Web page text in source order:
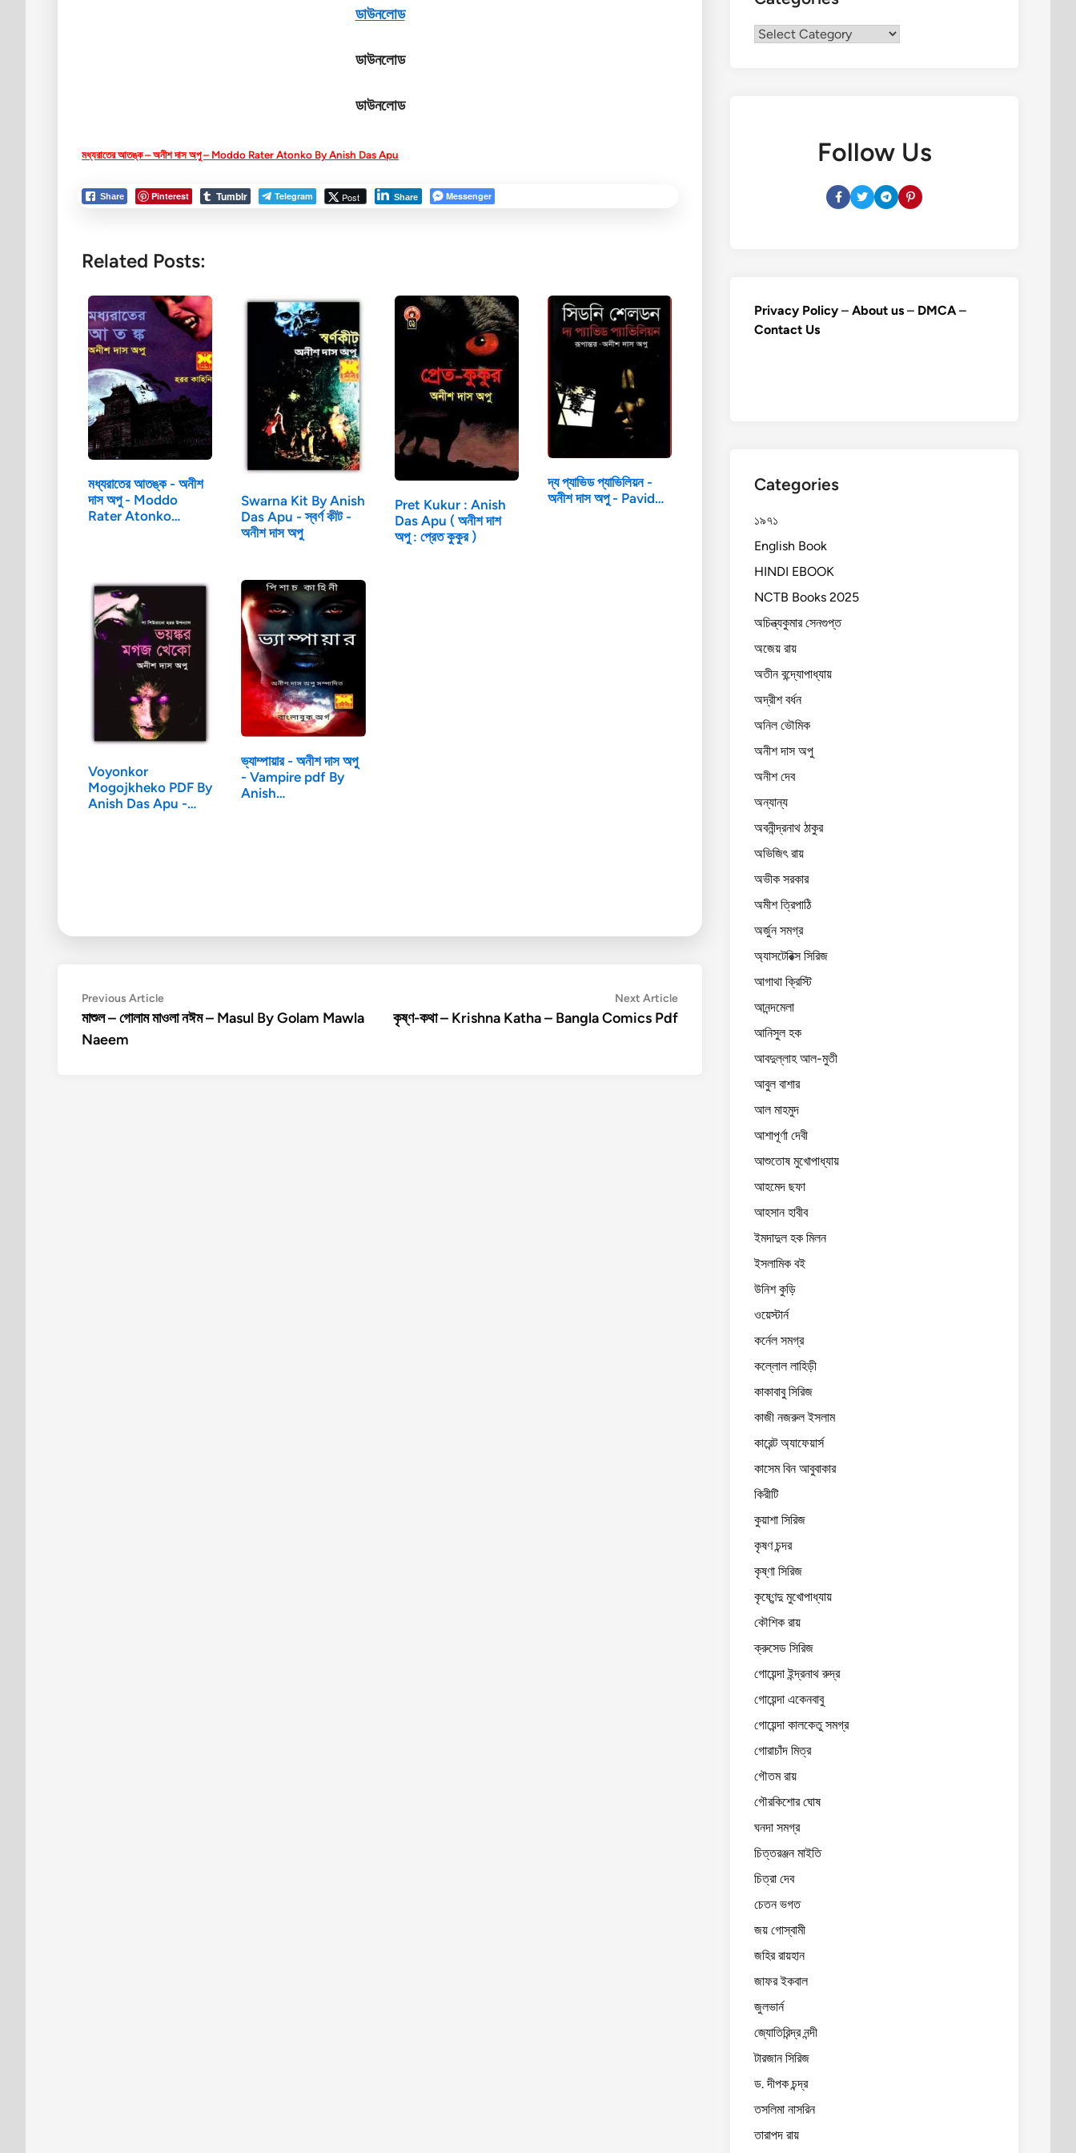
ডাউনলোড
ডাউনলোড
ডাউনলোড
মধ্যরাতের আতঙ্ক – অনীশ দাস অপু – Moddo Rater Atonko By Anish Das Apu
Share Pinterest Tumblr Telegram Post Share Messenger
Related Posts:
মধ্যরাতের আতঙ্ক - অনীশ
দাস অপু - Moddo
Rater Atonko…
Swarna Kit By Anish
Das Apu - স্বর্ণ কীট -
অনীশ দাস অপু
Pret Kukur : Anish
Das Apu ( অনীশ দাশ
অপু : প্রেত কুকুর )
দ্য প্যাভিড প্যাভিলিয়ন -
অনীশ দাস অপু - Pavid…
Voyonkor
Mogojkheko PDF By
Anish Das Apu -
ভ্যাম্পায়ার - অনীশ দাস অপু
- Vampire pdf By
Anish…
Post
navigation
Previous ArticlePrevious
article:
মাশুল – গোলাম মাওলা নঈম – Masul By Golam Mawla
Naeem
Next ArticleNext
article:
কৃষ্ণ-কথা – Krishna Katha – Bangla Comics Pdf
Categories
Follow Us
Privacy Policy – About us – DMCA–
Contact Us
Categories
১৯৭১
English Book
HINDI EBOOK
NCTB Books 2025
অচিন্ত্যকুমার সেনগুপ্ত
অজেয় রায়
অতীন বন্দ্যোপাধ্যায়
অদ্রীশ বর্ধন
অনিল ভৌমিক
অনীশ দাস অপু
অনীশ দেব
অন্যান্য
অবনীন্দ্রনাথ ঠাকুর
অভিজিৎ রায়
অভীক সরকার
অমীশ ত্রিপাঠি
অর্জুন সমগ্র
অ্যাসটেরিক্স সিরিজ
আগাথা ক্রিস্টি
আনন্দমেলা
আনিসুল হক
আবদুল্লাহ আল-মুতী
আবুল বাশার
আল মাহমুদ
আশাপূর্ণা দেবী
আশুতোষ মুখোপাধ্যায়
আহমেদ ছফা
আহসান হাবীব
ইমদাদুল হক মিলন
ইসলামিক বই
উনিশ কুড়ি
ওয়েস্টার্ন
কর্নেল সমগ্র
কল্লোল লাহিড়ী
কাকাবাবু সিরিজ
কাজী নজরুল ইসলাম
কারেন্ট অ্যাফেয়ার্স
কাসেম বিন আবুবাকার
কিরীটি
কুয়াশা সিরিজ
কৃষণ চন্দর
কৃষ্ণা সিরিজ
কৃষ্ণেন্দু মুখোপাধ্যায়
কৌশিক রায়
ক্রুসেড সিরিজ
গোয়েন্দা ইন্দ্রনাথ রুদ্র
গোয়েন্দা একেনবাবু
গোয়েন্দা কালকেতু সমগ্র
গোরাচাঁদ মিত্র
গৌতম রায়
গৌরকিশোর ঘোষ
ঘনদা সমগ্র
চিত্তরঞ্জন মাইতি
চিত্রা দেব
চেতন ভগত
জয় গোস্বামী
জহির রায়হান
জাফর ইকবাল
জুলভার্ন
জ্যোতিরিন্দ্র নন্দী
টারজান সিরিজ
ড. দীপক চন্দ্র
তসলিমা নাসরিন
তারাপদ রায়